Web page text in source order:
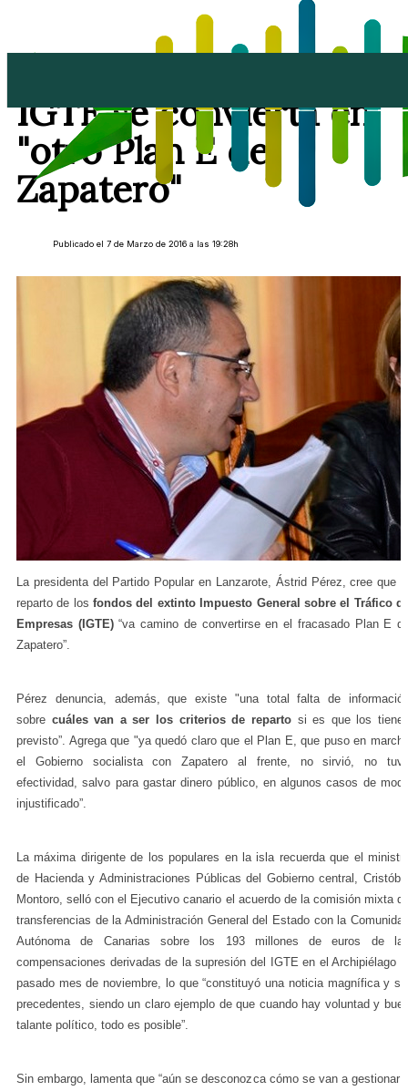
IGTE se convierta en
"otro Plan E de
Zapatero"
Publicado el 7 de Marzo de 2016 a las 19:28h
La presidenta del Partido Popular en Lanzarote, Ástrid Pérez, cree que
reparto de losfondos del extinto Impuesto General sobre el Tráfico
Empresas (IGTE)“va camino de convertirse en el fracasado Plan E
Zapatero”.
Pérez denuncia, además, que existe "una total falta de
sobre cuáles van a ser los criterios de repartosi es que los
previsto”. Agrega que "ya quedó claro que el Plan E, que puso en
el Gobierno socialista con Zapatero al frente, no sirvió, no
efectividad, salvo para gastar dinero público, en algunos casos de
injustificado”.
La máxima dirigente de los populares en la isla recuerda que el
de Hacienda y Administraciones Públicas del Gobierno central,
Montoro, selló con el Ejecutivo canario el acuerdo de la comisión mixta
transferencias de la Administración General del Estado con la
Autónoma de Canarias sobre los 193 millones de euros de
compensaciones derivadas de la supresión del IGTE en el Archipiélago
pasado mes de noviembre, lo que “constituyó una noticia magnífica y
precedentes, siendo un claro ejemplo de que cuando hay voluntad y
talante político, todo es posible”.
Sin embargo, lamenta que “aún se desconozca cómo se van a gestionar